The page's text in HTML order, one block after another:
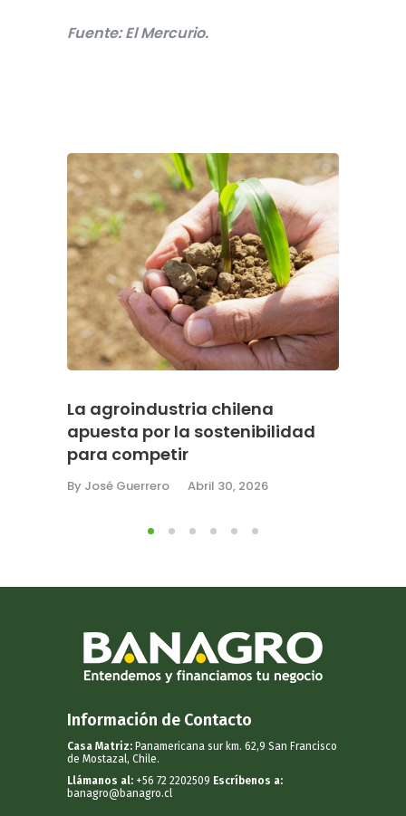
Fuente: El Mercurio.
La agroindustria chilena
apuesta por la sostenibilidad
para competir
By José Guerrero Abril 30, 2026
Información de Contacto
Casa Matriz: Panamericana sur km. 62,9 San Francisco
de Mostazal, Chile.
Llámanos al: +56 72 2202509 Escríbenos a:
banagro@banagro.cl